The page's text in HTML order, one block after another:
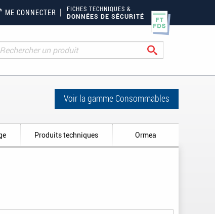
ME CONNECTER
FICHES TECHNIQUES &
DONNÉES DE SÉCURITÉ
Voir la gamme Consommables
Produits techniques Ormea